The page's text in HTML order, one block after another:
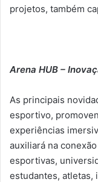
projetos, também
Arena HUB –
As principais
esportivo,
experiências
auxiliará na
esportivas,
estudantes, atletas,